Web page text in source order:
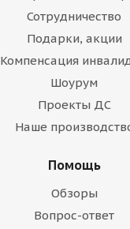
Сотрудничество
Подарки, акции
Компенсация
Шоурум
Проекты ДС
Наше
Помощь
Обзоры
Вопрос-ответ